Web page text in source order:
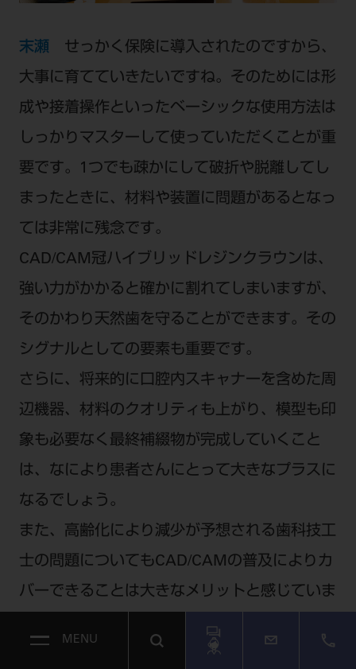
末瀬 せっかく保険に導入されたのですから、
大事に育てていきたいですね。そのためには形
成や接着操作といったベーシックな使用方法は
しっかりマスターして使っていただくことが重
要です。1つでも疎かにして破折や脱離してし
まったときに、材料や装置に問題があるとなっ
ては非常に残念です。
CAD/CAM冠ハイブリッドレジンクラウンは、
強い力がかかると確かに割れてしまいますが、
そのかわり天然歯を守ることができます。その
シグナルとしての要素も重要です。
さらに、将来的に口腔内スキャナーを含めた周
辺機器、材料のクオリティも上がり、模型も印
象も必要なく最終補綴物が完成していくこと
は、なにより患者さんにとって大きなプラスに
なるでしょう。
また、高齢化により減少が予想される歯科技工
士の問題についてもCAD/CAMの普及によりカ
バーできることは大きなメリットと感じていま
高めて、CAD/CAMを使いこなすような人材を
MENU